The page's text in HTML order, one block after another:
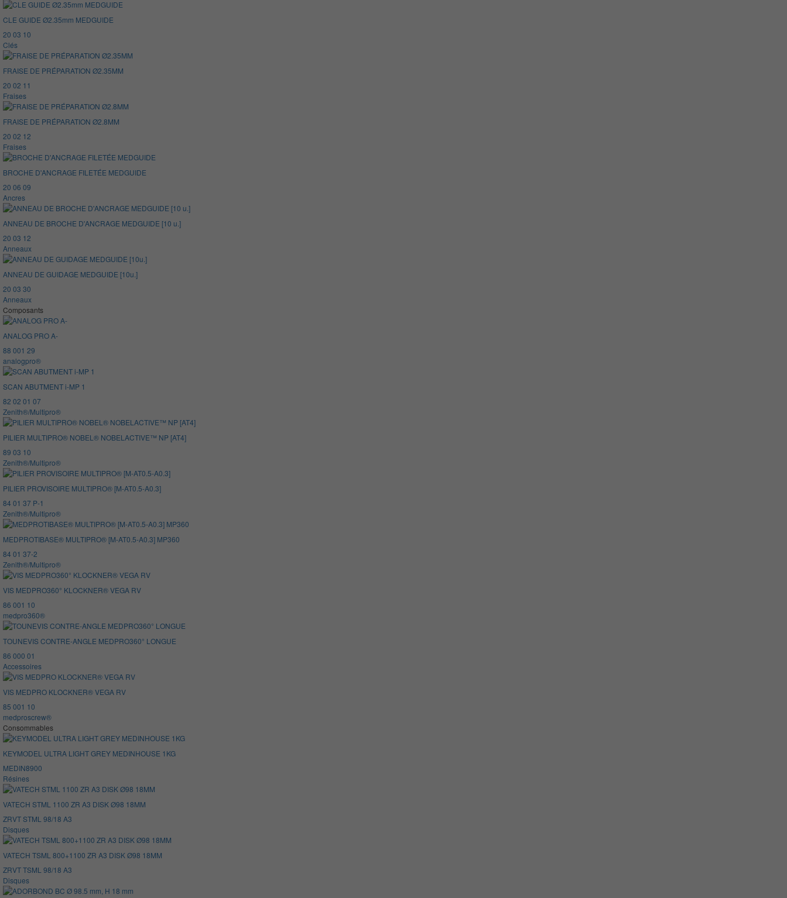
CLE GUIDE Ø2.35mm MEDGUIDE
20 03 10
Clés
FRAISE DE PRÉPARATION Ø2.35MM
20 02 11
Fraises
FRAISE DE PRÉPARATION Ø2.8MM
20 02 12
Fraises
BROCHE D'ANCRAGE FILETÉE MEDGUIDE
20 06 09
Ancres
ANNEAU DE BROCHE D'ANCRAGE MEDGUIDE [10 u.]
20 03 12
Anneaux
ANNEAU DE GUIDAGE MEDGUIDE [10u.]
20 03 30
Anneaux
Composants
ANALOG PRO A-
88 001 29
analogpro®
SCAN ABUTMENT i-MP 1
82 02 01 07
Zenith®/Multipro®
PILIER MULTIPRO® NOBEL® NOBELACTIVE™ NP [AT4]
89 03 10
Zenith®/Multipro®
PILIER PROVISOIRE MULTIPRO® [M-AT0.5-A0.3]
84 01 37 P-1
Zenith®/Multipro®
MEDPROTIBASE® MULTIPRO® [M-AT0.5-A0.3] MP360
84 01 37-2
Zenith®/Multipro®
VIS MEDPRO360° KLOCKNER® VEGA RV
86 001 10
medpro360®
TOUNEVIS CONTRE-ANGLE MEDPRO360° LONGUE
86 000 01
Accessoires
VIS MEDPRO KLOCKNER® VEGA RV
85 001 10
medproscrew®
Consommables
KEYMODEL ULTRA LIGHT GREY MEDINHOUSE 1KG
MEDIN8900
Résines
VATECH STML 1100 ZR A3 DISK Ø98 18MM
ZRVT STML 98/18 A3
Disques
VATECH TSML 800+1100 ZR A3 DISK Ø98 18MM
ZRVT TSML 98/18 A3
Disques